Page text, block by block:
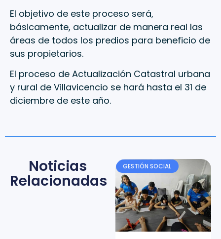
El objetivo de este proceso será,
básicamente, actualizar de manera real las
áreas de todos los predios para beneficio de
sus propietarios.
El proceso de Actualización Catastral urbana
y rural de Villavicencio se hará hasta el 31 de
diciembre de este año.
Noticias
Relacionadas
GESTIÓN SOCIAL